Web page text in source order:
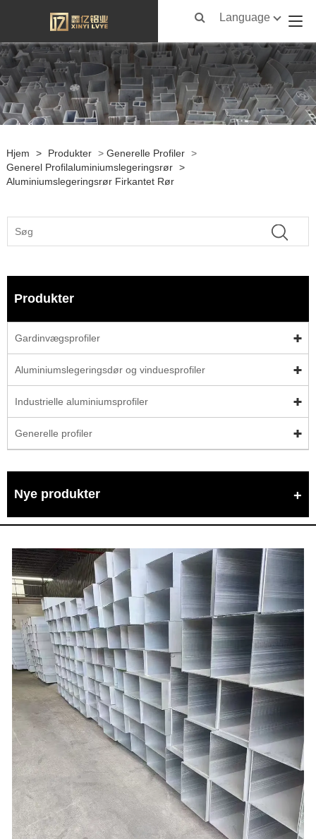
Language
Hjem > Produkter > Generelle Profiler >
Generel Profilaluminiumslegeringsrør >
Aluminiumslegeringsrør Firkantet Rør
Produkter
Gardinvægsprofiler
Aluminiumslegeringsdør og vinduesprofiler
Industrielle aluminiumsprofiler
Generelle profiler
Nye produkter